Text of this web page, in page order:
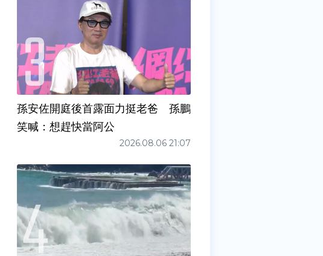
孫安佐開庭後首露面力挺老爸 孫鵬
笑喊：想趕快當阿公
2026.08.06 21:07